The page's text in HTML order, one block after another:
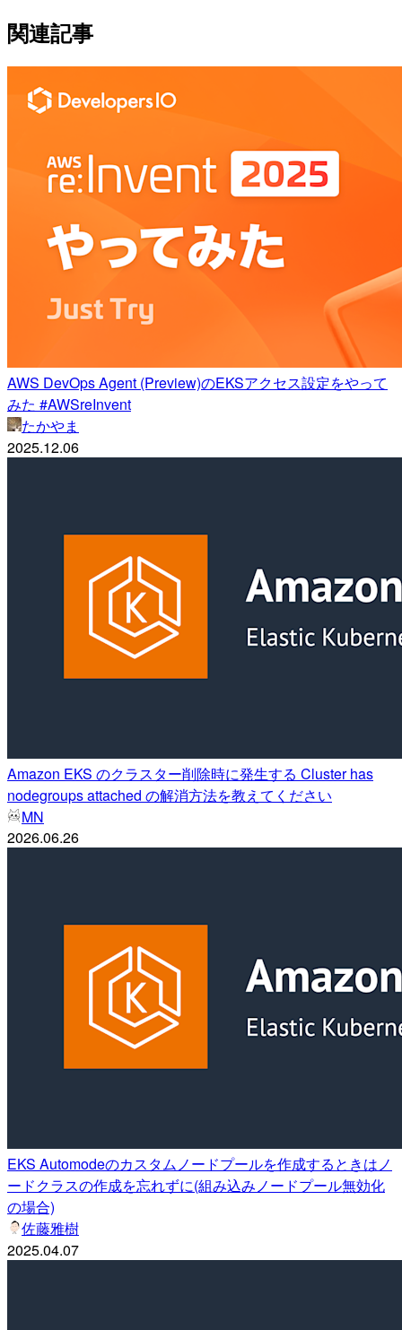
関連記事
AWS DevOps Agent (Preview)のEKSアクセス設定をやって
みた #AWSreInvent
たかやま
2025.12.06
Amazon EKS のクラスター削除時に発生する Cluster has
nodegroups attached の解消方法を教えてください
MN
2026.06.26
EKS Automodeのカスタムノードプールを作成するときはノ
ードクラスの作成を忘れずに(組み込みノードプール無効化
の場合)
佐藤雅樹
2025.04.07